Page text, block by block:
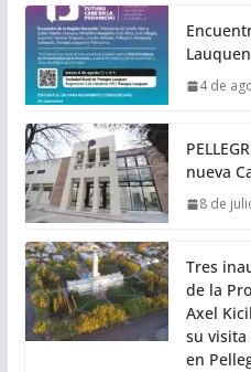
Lauquen
4 de
nueva
8 de
Tres
de la
Axel
su visita
en